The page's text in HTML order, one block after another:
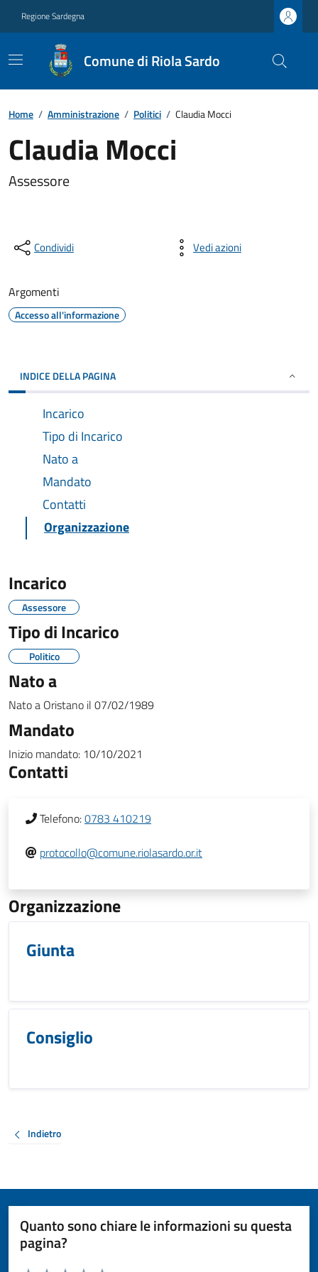
Regione Sardegna
Comune di Riola Sardo
Home / Amministrazione / Politici / Claudia Mocci
Claudia Mocci
Assessore
Condividi Vedi azioni
Argomenti
Accesso all'informazione
INDICE DELLA PAGINA
Incarico
Tipo di Incarico
Nato a
Mandato
Contatti
Organizzazione
Incarico
Assessore
Tipo di Incarico
Politico
Nato a
Nato a Oristano il 07/02/1989
Mandato
Inizio mandato: 10/10/2021
Contatti
Telefono:0783 410219
protocollo@comune.riolasardo.or.it
Organizzazione
Giunta
Consiglio
Indietro
Quanto sono chiare le informazioni su questa
pagina?